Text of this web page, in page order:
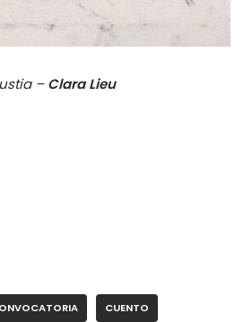
–Clara Lieu
CUENTO